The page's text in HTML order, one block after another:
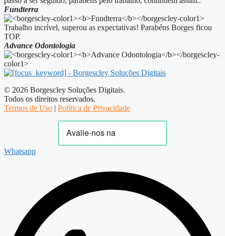
Fundterra
Trabalho incrível, superou as expectativas! Parabéns Borges ficou
TOP.
Advance Odontologia
© 2026 Borgescley Soluções Digitais.
Todos os direitos reservados.
Termos de Uso | Política de Privacidade
Whatsapp